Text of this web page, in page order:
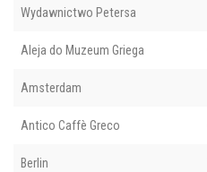
Wydawnictwo Petersa
Aleja do Muzeum Griega
Amsterdam
Antico Caffè Greco
Berlin